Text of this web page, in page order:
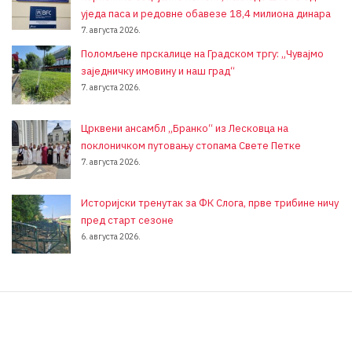
уједа паса и редовне обавезе 18,4 милиона динара
7. августа 2026.
Поломљене прскалице на Градском тргу: „Чувајмо
заједничку имовину и наш град“
7. августа 2026.
Црквени ансамбл „Бранко“ из Лесковца на
поклоничком путовању стопама Свете Петке
7. августа 2026.
Историјски тренутак за ФК Слога, прве трибине ничу
пред старт сезоне
6. августа 2026.